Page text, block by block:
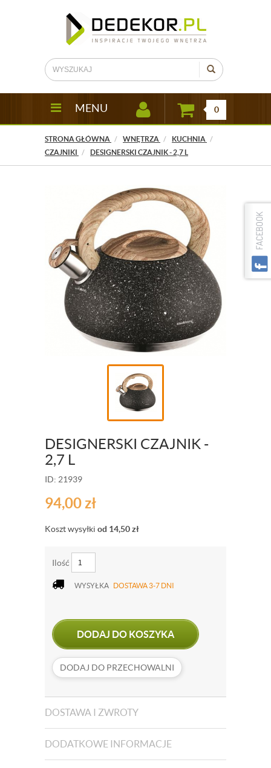
MENU 0
STRONA GŁÓWNA WNĘTRZA
KUCHNIA
CZAJNIKI
DESIGNERSKI CZAJNIK - 2,7 L
DESIGNERSKI CZAJNIK -
2,7 L
ID: 21939
94,00zł
Koszt wysyłki od 14,50zł
Ilość
WYSYŁKA DOSTAWA 3-7 DNI
DODAJ DO KOSZYKA
DODAJ DO PRZECHOWALNI
DOSTAWA I ZWROTY
DODATKOWE INFORMACJE